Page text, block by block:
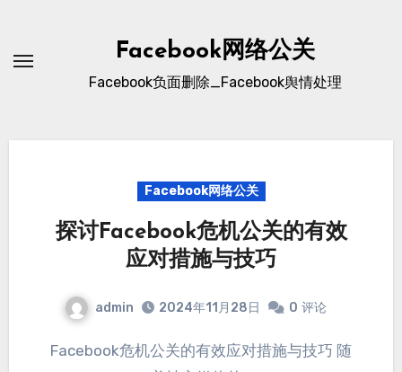
content
Facebook网络公关
Facebook负面删除_Facebook舆情处理
Facebook网络公关
探讨Facebook危机公关的有效
应对措施与技巧
admin 2024年11月28日 0 评论
Facebook危机公关的有效应对措施与技巧 随